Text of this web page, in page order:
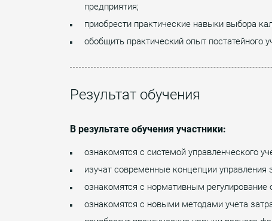
предприятия;
приобрести практические навыки выбора
обобщить практический опыт постатейного
Результат обучения
В результате обучения участники:
ознакомятся с системой управленческого
изучат современные концепции управления
ознакомятся с нормативным регулирование
ознакомятся с новыми методами учета